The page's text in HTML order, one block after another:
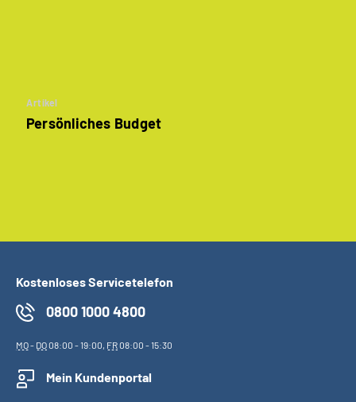
Artikel
Persönliches Budget
Kostenloses Servicetelefon
0800 1000 4800
MO- DO08:00 - 19:00, FR08:00 - 15:30
Mein Kundenportal